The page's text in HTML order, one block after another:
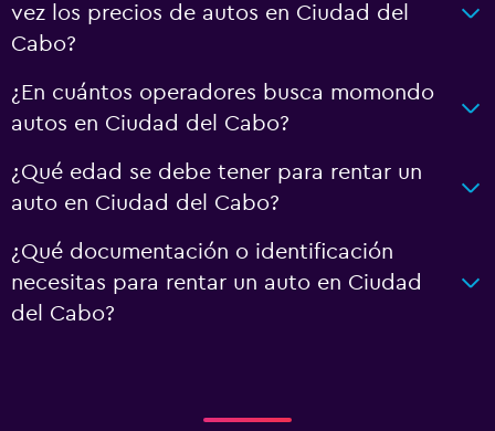
vez los precios de autos en Ciudad del
Cabo?
¿En cuántos operadores busca momondo
autos en Ciudad del Cabo?
¿Qué edad se debe tener para rentar un
auto en Ciudad del Cabo?
¿Qué documentación o identificación
necesitas para rentar un auto en Ciudad
del Cabo?